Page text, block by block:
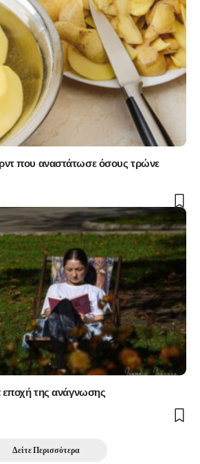
που αναστάτωσε όσους τρώνε
εποχή της ανάγνωσης
Δείτε Περισσότερα